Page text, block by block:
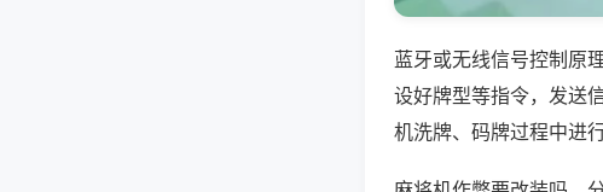
蓝牙或无线信号控制原
设好牌型等指令，发送
机洗牌、码牌过程中进